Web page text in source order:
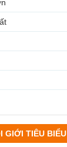
GIỚI TIÊU BIỂU